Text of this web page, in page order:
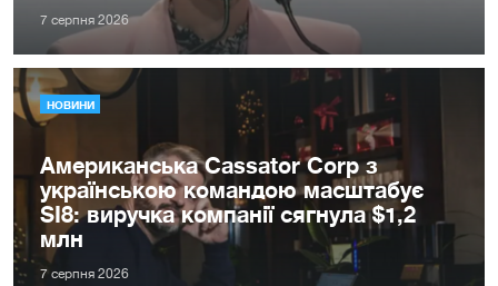
7 серпня 2026
НОВИНИ
Американська Cassator Corp з
українською командою масштабує
SI8: виручка компанії сягнула $1,2
млн
7 серпня 2026